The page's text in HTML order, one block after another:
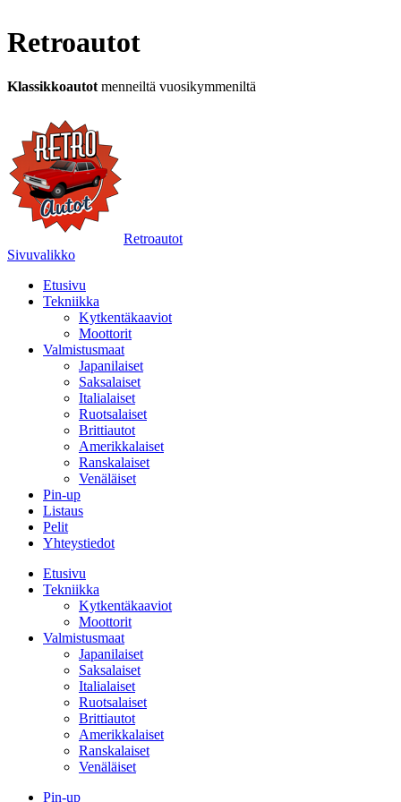
Retroautot
Klassikkoautot menneiltä vuosikymmeniltä
Retroautot
Sivuvalikko
Etusivu
Tekniikka
Kytkentäkaaviot
Moottorit
Valmistusmaat
Japanilaiset
Saksalaiset
Italialaiset
Ruotsalaiset
Brittiautot
Amerikkalaiset
Ranskalaiset
Venäläiset
Pin-up
Listaus
Pelit
Yhteystiedot
Etusivu
Tekniikka
Kytkentäkaaviot
Moottorit
Valmistusmaat
Japanilaiset
Saksalaiset
Italialaiset
Ruotsalaiset
Brittiautot
Amerikkalaiset
Ranskalaiset
Venäläiset
Pin-up